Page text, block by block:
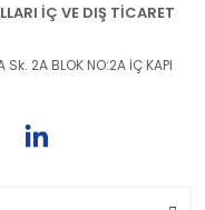
İÇ VE DIŞ TİCARET
2A BLOK NO:2A İÇ KAPI